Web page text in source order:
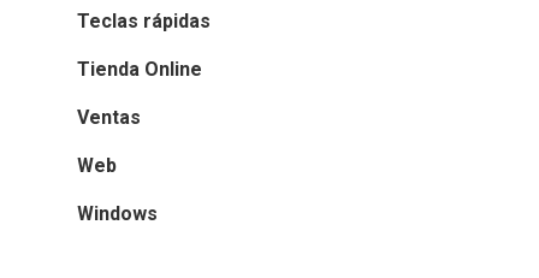
Teclas rápidas
Tienda Online
Ventas
Web
Windows